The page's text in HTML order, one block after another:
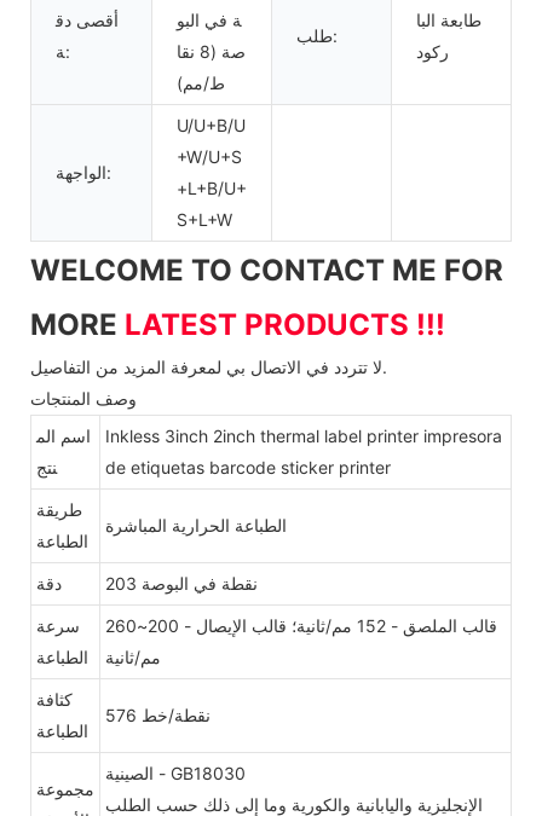
أقصى دق
ة:
ة في البو
صة (8 نقا
ط/مم)
طلب:
طابعة البا
ركود
الواجهة:
U/U+B/U
+W/U+S
+L+B/U+
S+L+W
WELCOME TO CONTACT ME FOR
MORE LATEST PRODUCTS !!!
لا تتردد في الاتصال بي لمعرفة المزيد من التفاصيل.
وصف المنتجات
اسم الم
نتج
Inkless 3inch 2inch thermal label printer impresora
de etiquetas barcode sticker printer
طريقة
الطباعة
الطباعة الحرارية المباشرة
دقة 203 نقطة في البوصة
سرعة
الطباعة
قالب الملصق - 152 مم/ثانية؛ قالب الإيصال - 200~260
مم/ثانية
كثافة
الطباعة
576 نقطة/خط
مجموعة
الصينية - GB18030
الإنجليزية واليابانية والكورية وما إلى ذلك حسب الطلب